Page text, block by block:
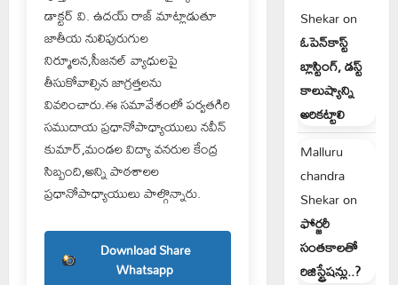
డాక్టర్ వి. ఉదయ్ రాజ్ మాట్లాడుతూ
జాతీయ నులిపురుగుల
నిర్మూలన,సీజనల్ వ్యాధులపై
తీసుకోవాల్సిన జాగ్రత్తలను
వివరించారు.ఈ సమావేశంలో పర్వతగిరి
సముదాయ ప్రధానోపాధ్యాయులు నవీన్
కుమార్,మండల విద్యా వనరుల కేంద్ర
సిబ్బంది,అన్ని పాఠశాలల
ప్రధానోపాధ్యాయులు పాల్గొన్నారు.
Download Share
Whatsapp
Shekaron
ఓపెన్‌కాస్ట్
బ్లాస్టింగ్, డస్ట్
కాలుష్యాన్ని
అరికట్టాలి
Malluru
chandra
Shekaron
ఫోర్జరీ
సంతకాలతో
రిజిస్ట్రేషన్లు..?